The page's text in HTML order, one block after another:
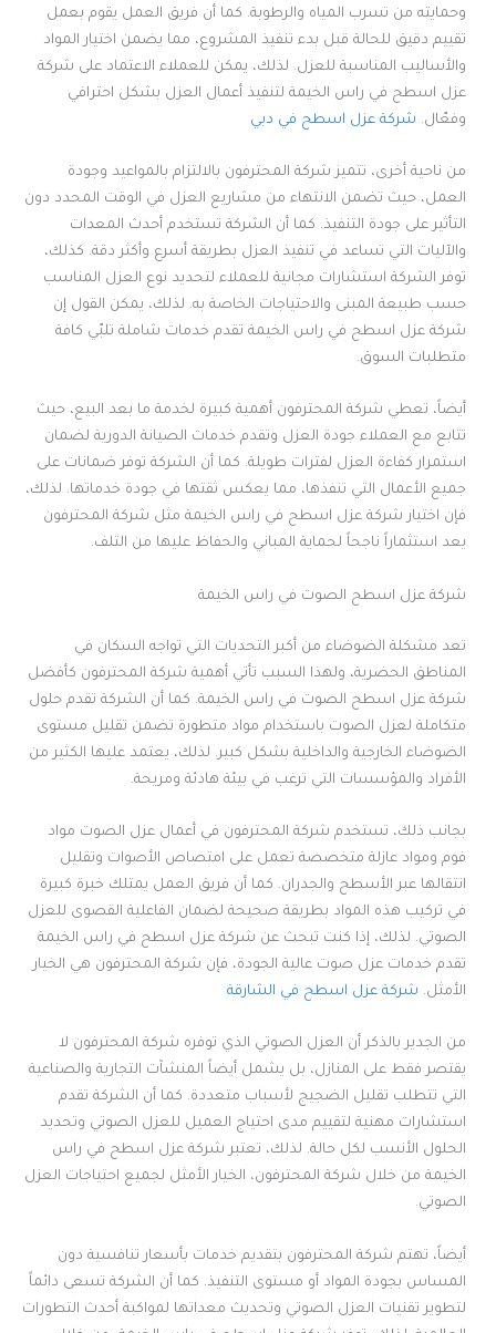
وحمايته من تسرب المياه والرطوبة. كما أن فريق العمل يقوم بعمل
تقييم دقيق للحالة قبل بدء تنفيذ المشروع، مما يضمن اختيار المواد
والأساليب المناسبة للعزل. لذلك، يمكن للعملاء الاعتماد على شركة
عزل اسطح في راس الخيمة لتنفيذ أعمال العزل بشكل احترافي
وفعّال. شركة عزل اسطح في دبي
من ناحية أخرى، تتميز شركة المحترفون بالالتزام بالمواعيد وجودة
العمل، حيث تضمن الانتهاء من مشاريع العزل في الوقت المحدد دون
التأثير على جودة التنفيذ. كما أن الشركة تستخدم أحدث المعدات
والآليات التي تساعد في تنفيذ العزل بطريقة أسرع وأكثر دقة. كذلك،
توفر الشركة استشارات مجانية للعملاء لتحديد نوع العزل المناسب
حسب طبيعة المبنى والاحتياجات الخاصة به. لذلك، يمكن القول إن
شركة عزل اسطح في راس الخيمة تقدم خدمات شاملة تلبّي كافة
متطلبات السوق.
أيضاً، تعطي شركة المحترفون أهمية كبيرة لخدمة ما بعد البيع، حيث
تتابع مع العملاء جودة العزل وتقدم خدمات الصيانة الدورية لضمان
استمرار كفاءة العزل لفترات طويلة. كما أن الشركة توفر ضمانات على
جميع الأعمال التي تنفذها، مما يعكس ثقتها في جودة خدماتها. لذلك،
فإن اختيار شركة عزل اسطح في راس الخيمة مثل شركة المحترفون
يعد استثماراً ناجحاً لحماية المباني والحفاظ عليها من التلف.
شركة عزل اسطح الصوت في راس الخيمة
تعد مشكلة الضوضاء من أكبر التحديات التي تواجه السكان في
المناطق الحضرية، ولهذا السبب تأتي أهمية شركة المحترفون كأفضل
شركة عزل اسطح الصوت في راس الخيمة. كما أن الشركة تقدم حلول
متكاملة لعزل الصوت باستخدام مواد متطورة تضمن تقليل مستوى
الضوضاء الخارجية والداخلية بشكل كبير. لذلك، يعتمد عليها الكثير من
الأفراد والمؤسسات التي ترغب في بيئة هادئة ومريحة.
بجانب ذلك، تستخدم شركة المحترفون في أعمال عزل الصوت مواد
فوم ومواد عازلة متخصصة تعمل على امتصاص الأصوات وتقليل
انتقالها عبر الأسطح والجدران. كما أن فريق العمل يمتلك خبرة كبيرة
في تركيب هذه المواد بطريقة صحيحة لضمان الفاعلية القصوى للعزل
الصوتي. لذلك، إذا كنت تبحث عن شركة عزل اسطح في راس الخيمة
تقدم خدمات عزل صوت عالية الجودة، فإن شركة المحترفون هي الخيار
الأمثل. شركة عزل اسطح في الشارقة
من الجدير بالذكر أن العزل الصوتي الذي توفره شركة المحترفون لا
يقتصر فقط على المنازل، بل يشمل أيضاً المنشآت التجارية والصناعية
التي تتطلب تقليل الضجيج لأسباب متعددة. كما أن الشركة تقدم
استشارات مهنية لتقييم مدى احتياج العميل للعزل الصوتي وتحديد
الحلول الأنسب لكل حالة. لذلك، تعتبر شركة عزل اسطح في راس
الخيمة من خلال شركة المحترفون، الخيار الأمثل لجميع احتياجات العزل
الصوتي.
أيضاً، تهتم شركة المحترفون بتقديم خدمات بأسعار تنافسية دون
المساس بجودة المواد أو مستوى التنفيذ. كما أن الشركة تسعى دائماً
لتطوير تقنيات العزل الصوتي وتحديث معداتها لمواكبة أحدث التطورات